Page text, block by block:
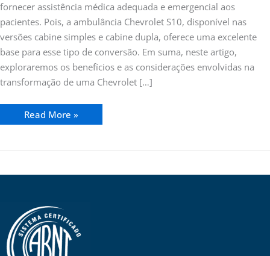
fornecer assistência médica adequada e emergencial aos
pacientes. Pois, a ambulância Chevrolet S10, disponível nas
versões cabine simples e cabine dupla, oferece uma excelente
base para esse tipo de conversão. Em suma, neste artigo,
exploraremos os benefícios e as considerações envolvidas na
transformação de uma Chevrolet […]
Read More »